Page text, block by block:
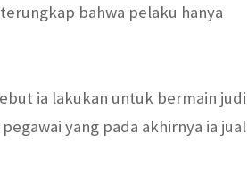
bahwa pelaku hanya
ia lakukan untuk bermain judi
yang pada akhirnya ia jual